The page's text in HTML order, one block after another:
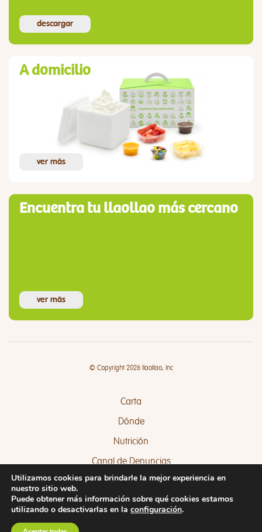
descargar
A domicilio
ver más
Encuentra tu llaollao más cercano
ver más
© Copyright 2026 llaollao, Inc
Carta
Dónde
Nutrición
Canal de Denuncias
Quejas y Sugerencias
Utilizamos cookies para brindarle la mejor experiencia en
nuestro sitio web.
Puede obtener más información sobre qué cookies estamos
utilizando o desactivarlas en la configuración.